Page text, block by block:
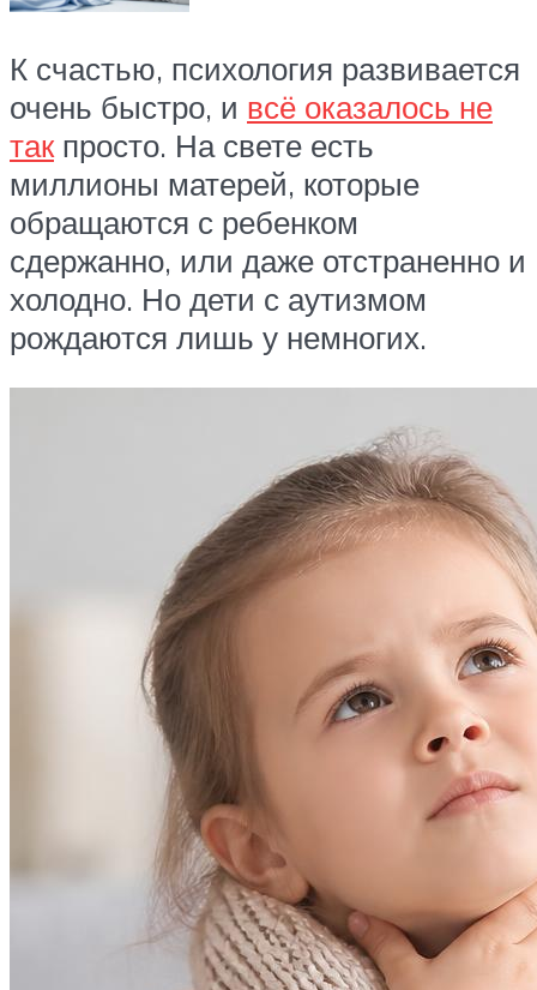
К счастью, психология развивается
очень быстро, и всё оказалось не
так просто. На свете есть
миллионы матерей, которые
обращаются с ребенком
сдержанно, или даже отстраненно и
холодно. Но дети с аутизмом
рождаются лишь у немногих.